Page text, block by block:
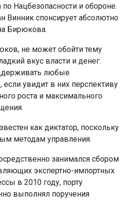
Нацбезопасности и обороне.
Винник спонсирует абсолютно
Бирюкова.
не может обойти тему
вкус власти и денег.
любые
если увидит в них перспективу
роста и максимального
как диктатор, поскольку
методам управления.
занимался сбором
экспертно-импортных
в 2010 году, порту
выполнял поручения